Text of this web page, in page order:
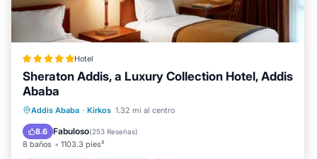
Hotel
Sheraton Addis, a Luxury Collection Hotel, Addis
Ababa
Addis Ababa · Kirkos 1.32 mi al centro
8.6 Fabuloso(253 Reseñas)
8 baños 1103.3 pies²
Frente al mar
Desayuno
Aparcamiento